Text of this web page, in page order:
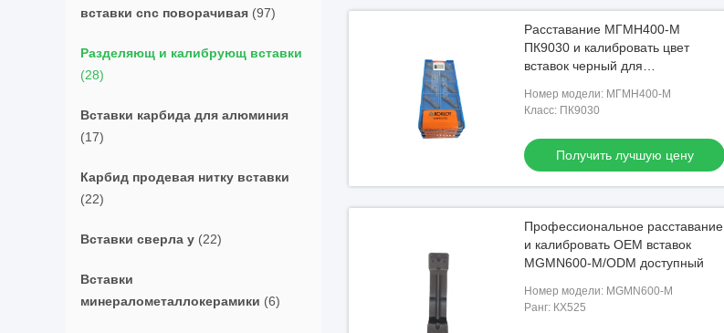
вставки cnc поворачивая (97)
Разделяющ и калибрующ вставки
(28)
Вставки карбида для алюминия
(17)
Карбид продевая нитку вставки
(22)
Вставки сверла у (22)
Вставки
минералометаллокерамики (6)
Расставание МГМН400-М
ПК9030 и калибровать цвет
вставок черный для
Номер модели: МГМН400-М
Класс: ПК9030
Получить лучшую цену
Профессиональное расставание
и калибровать OEM вставок
MGMN600-M/ODM доступный
Номер модели: MGMN600-M
Ранг: КХ525